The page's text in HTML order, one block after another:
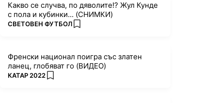
Какво се случва, по дяволите!? Жул Кунде
с пола и кубинки... (СНИМКИ)
ПОВЕЧЕ ОТ
СВЕТОВЕН ФУТБОЛ add favorites
Френски национал поигра със златен
ланец, глобяват го (ВИДЕО)
ПОВЕЧЕ ОТ
КАТАР 2022 add favorites